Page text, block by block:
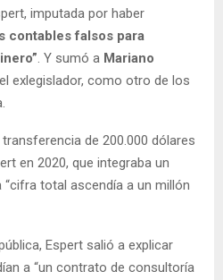
imputada por haber
contables falsos para
. Y sumó a Mariano
exlegislador, como otro de los
de 200.000 dólares
en 2020, que integraba un
total ascendía a un millón
Espert salió a explicar
a “un contrato de consultoría